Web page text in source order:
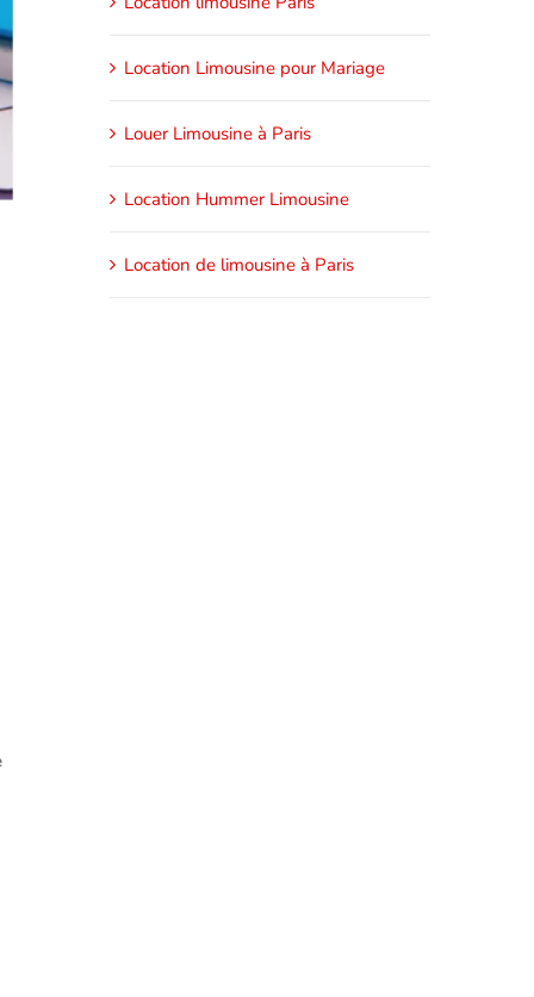
Location Limousine pour Mariage
Louer Limousine à Paris
Location Hummer Limousine
Location de limousine à Paris